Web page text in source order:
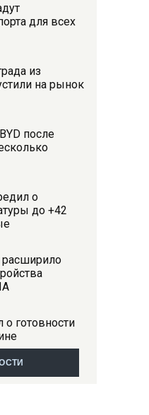
для всех
из
на рынок
после
о
до +42
расширило
готовности